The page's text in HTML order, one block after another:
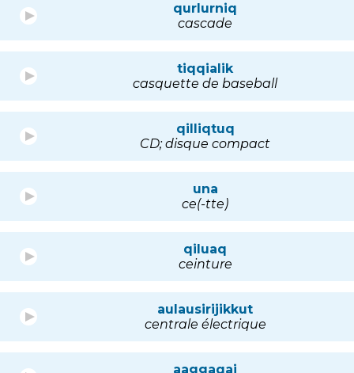
qurlurniq
cascade
tiqqialik
casquette de baseball
qilliqtuq
CD; disque compact
una
ce(-tte)
qiluaq
ceinture
aulausirijikkut
centrale électrique
aaggaqai